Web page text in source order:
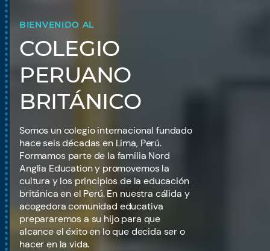
BIENVENIDO AL
COLEGIO
PERUANO
BRITÁNICO
Somos un colegio internacional fundado
hace seis décadas en Lima, Perú.
Formamos parte de la familia Nord
Anglia Education y promovemos la
cultura y los principios de la educación
británica en el Perú. En nuestra cálida y
acogedora comunidad educativa
prepararemos a su hijo para que
alcance el éxito en lo que decida ser o
hacer en la vida.